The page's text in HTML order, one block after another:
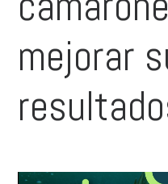
mejorar